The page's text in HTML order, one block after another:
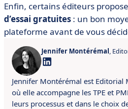
Enfin, certains éditeurs
d’essai gratuites : un bon
plateforme avant de vous
Jennifer Montérémal,
Jennifer Montérémal est Editorial
où elle accompagne les TPE et
leurs processus et dans le choix